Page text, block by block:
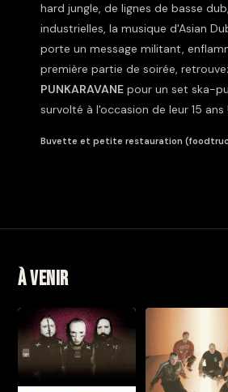
hard jungle, de lignes de basse
industrielles, la musique d'Asian
porte un message militant,
première partie de soirée,
PUNKARAVANE pour un set ska-
survolté à l'occasion de leur 15 ans !
Buvette et petite restauration
À venir